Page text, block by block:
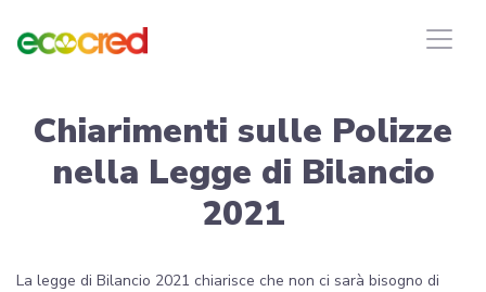
Chiarimenti sulle Polizze
nella Legge di Bilancio
2021
La legge di Bilancio 2021 chiarisce che non ci sarà bisogno di